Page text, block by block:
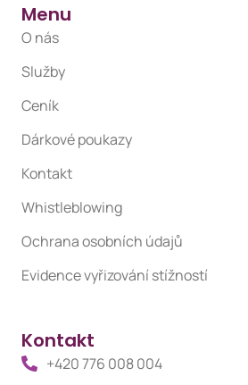
Menu
O nás
Služby
Ceník
Dárkové poukazy
Kontakt
Whistleblowing
Ochrana osobních údajů
Evidence vyřizování stížností
Kontakt
+420 776 008 004